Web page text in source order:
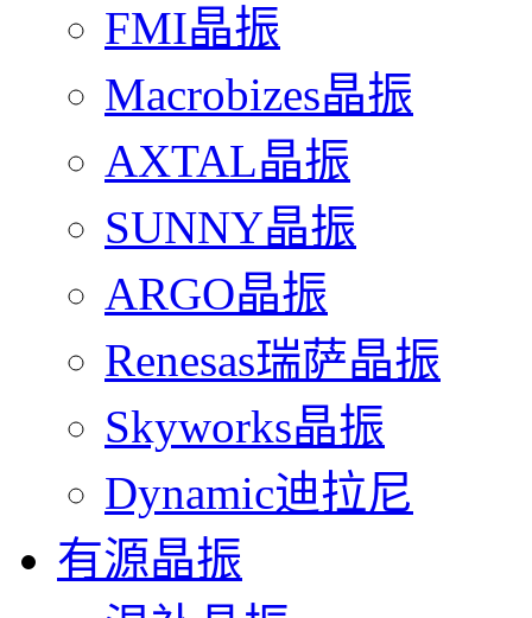
FMI晶振
Macrobizes晶振
AXTAL晶振
SUNNY晶振
ARGO晶振
Renesas瑞萨晶振
Skyworks晶振
Dynamic迪拉尼
有源晶振